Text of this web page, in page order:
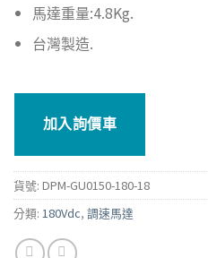
馬達重量:4.8Kg.
台灣製造.
加入詢價車
貨號: DPM-GU0150-180-18
分類: 180Vdc, 調速馬達